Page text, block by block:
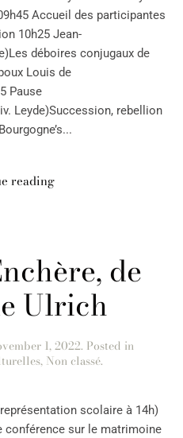
Accueil des participantes
10h25 Jean-
déboires conjugaux de
Louis de
Pause
Leyde)Succession, rebellion
reading
de
Ulrich
1, 2022. Posted in
, Non classé.
scolaire à 14h)
conférence sur le matrimoine